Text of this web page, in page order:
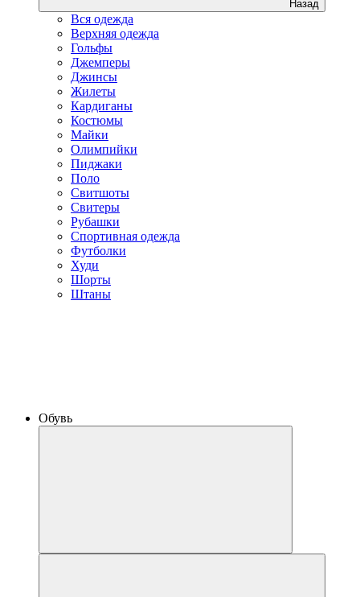
Назад
Вся одежда
Верхняя одежда
Гольфы
Джемперы
Джинсы
Жилеты
Кардиганы
Костюмы
Майки
Олимпийки
Пиджаки
Поло
Свитшоты
Свитеры
Рубашки
Спортивная одежда
Футболки
Худи
Шорты
Штаны
Обувь